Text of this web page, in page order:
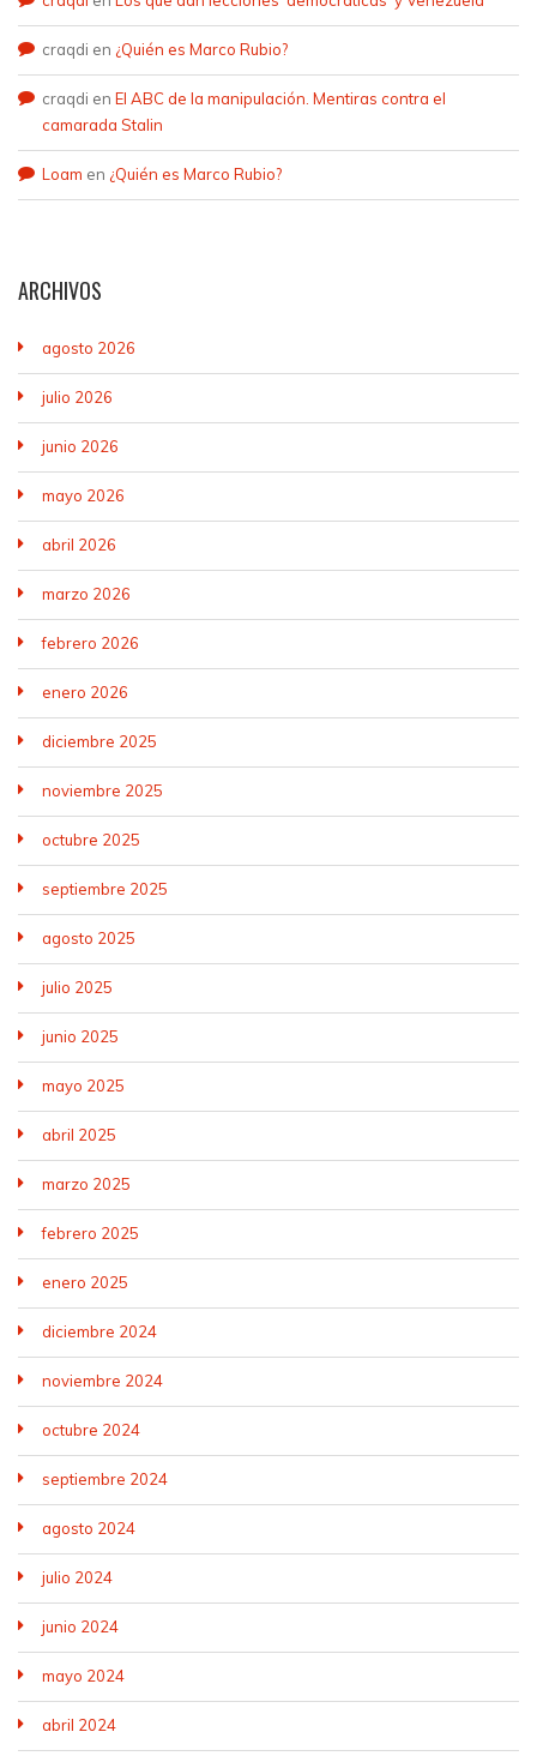
craqdi en ¿Quién es Marco Rubio?
craqdi en El ABC de la manipulación. Mentiras contra el
camarada Stalin
Loam en ¿Quién es Marco Rubio?
ARCHIVOS
agosto 2026
julio 2026
junio 2026
mayo 2026
abril 2026
marzo 2026
febrero 2026
enero 2026
diciembre 2025
noviembre 2025
octubre 2025
septiembre 2025
agosto 2025
julio 2025
junio 2025
mayo 2025
abril 2025
marzo 2025
febrero 2025
enero 2025
diciembre 2024
noviembre 2024
octubre 2024
septiembre 2024
agosto 2024
julio 2024
junio 2024
mayo 2024
abril 2024